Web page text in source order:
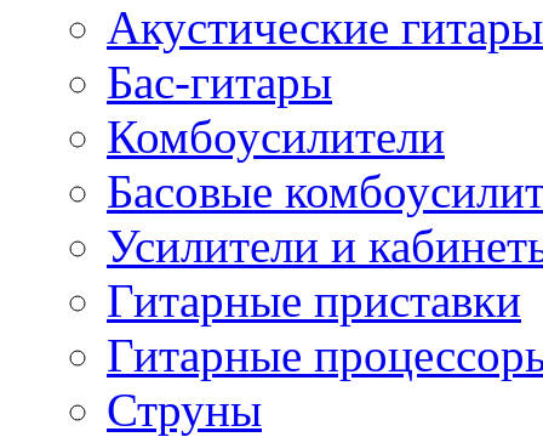
Акустические гитары
Бас-гитары
Комбоусилители
Басовые
Усилители и
Гитарные приставки
Гитарные
Струны